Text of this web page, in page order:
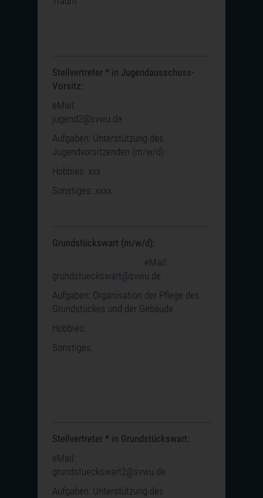
Stellvertreter * in Jugendausschuss-
Vorsitz:
eMail:
jugend2@svwu.de
Aufgaben: Unterstützung des
Jugendvorsitzenden (m/w/d)
Hobbies: xxx
Sonstiges: xxxx
Grundstückswart (m/w/d):
eMail:
grundstueckswart@svwu.de
Aufgaben: Organisation der Pflege des
Grundstückes und der Gebäude
Hobbies:
Sonstiges:
Stellvertreter * in Grundstückswart:
eMail:
grundstueckswart2@svwu.de
Aufgaben: Unterstützung des